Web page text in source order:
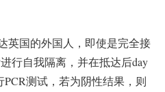
英国的外国人，即使是完全接
行自我隔离，并在抵达后day
测试，若为阴性结果，则